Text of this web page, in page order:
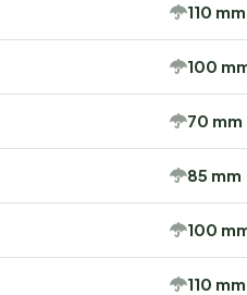
110 mm
100
70 mm
85 mm
100
110 mm